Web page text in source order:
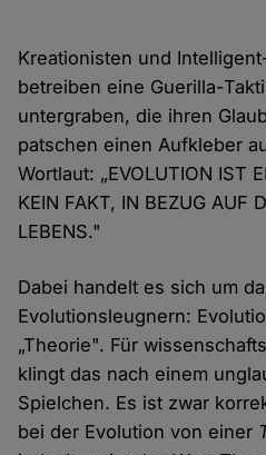
Kreationisten und
betreiben eine Guerilla-
untergraben, die ihren
patschen einen Aufkleber
Wortlaut: „EVOLUTION IST
KEIN FAKT, IN BEZUG AUF
LEBENS."
Dabei handelt es sich um
Evolutionsleugnern:
„Theorie". Für
klingt das nach einem
Spielchen. Es ist zwar
bei der Evolution von einer